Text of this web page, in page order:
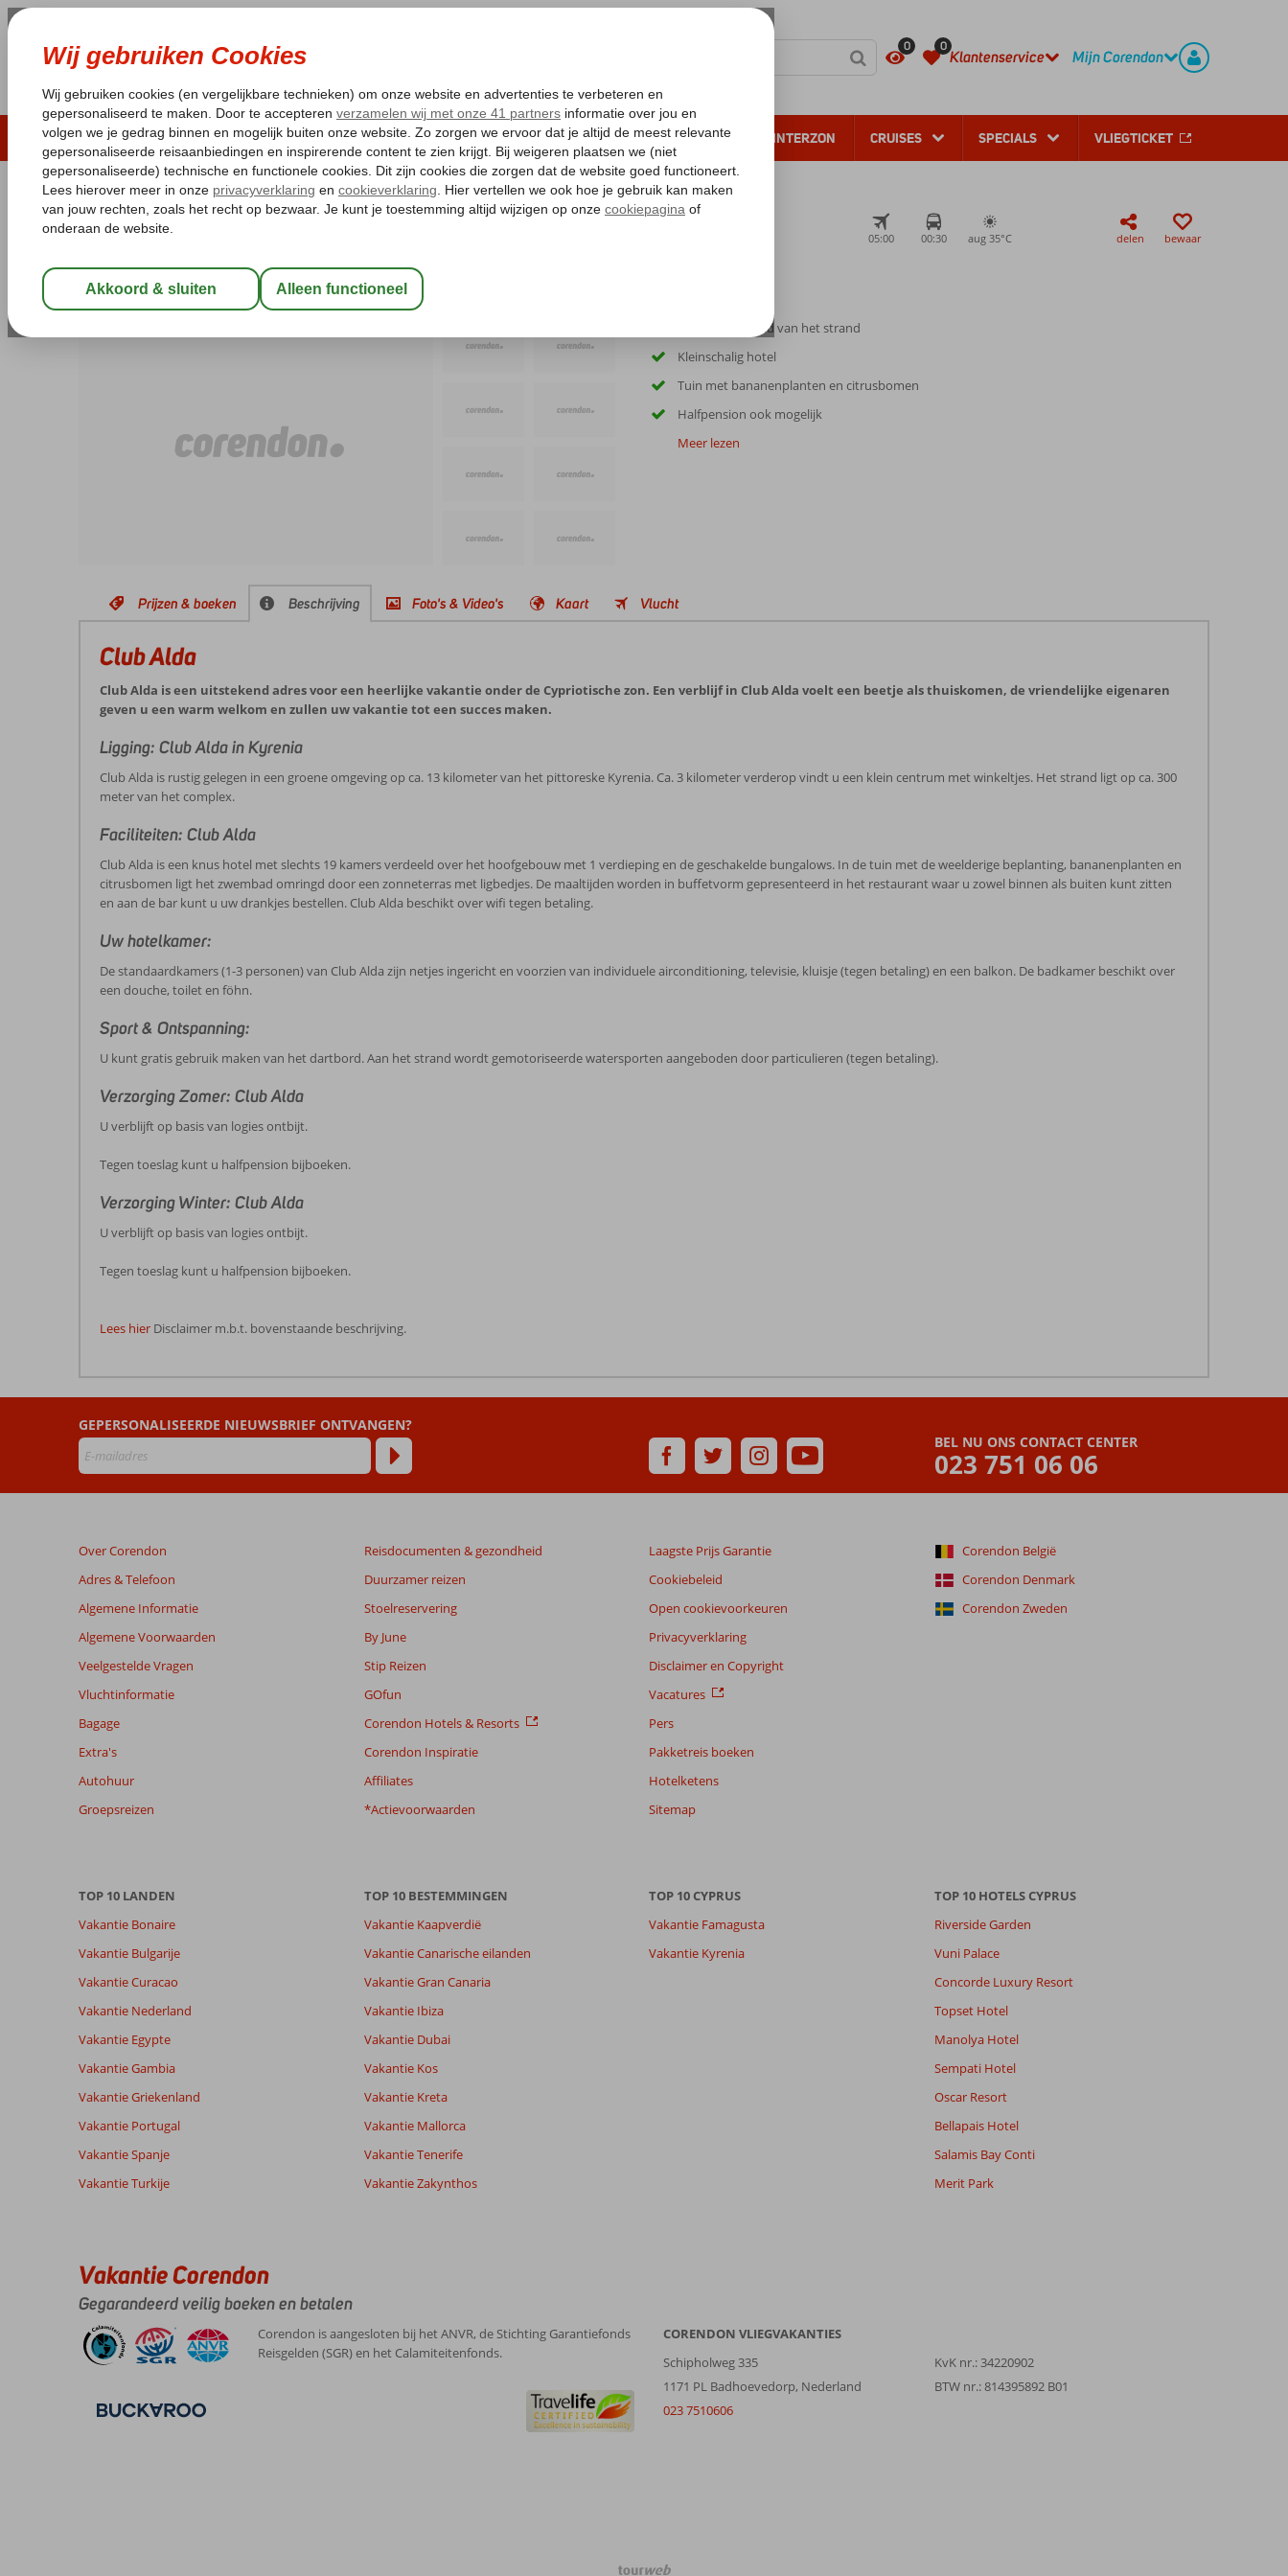
0 0
Klantenservice Mijn Corendon
LAST MINUTE ZOMER 2026 ZONVAKANTIE VERRE REIZEN ALL INCLUSIVE WINTERZON CRUISES SPECIALS VLIEGTICKET
Pakketgarantie Laagsteprijsgarantie* Gratis annuleren*
Home
Cyprus Kyrenia
Club Alda
Logies en ontbijt Hotel
05:00 00:30 aug 35°C delen bewaar
Op korte afstand van het strand
Kleinschalig hotel
Tuin met bananenplanten en citrusbomen
Halfpension ook mogelijk
Meer lezen
Prijzen & boeken Beschrijving Foto's & Video's Kaart Vlucht
Club Alda
Club Alda is een uitstekend adres voor een heerlijke vakantie onder de Cypriotische zon. Een verblijf in Club Alda voelt een beetje als thuiskomen, de vriendelijke eigenaren
geven u een warm welkom en zullen uw vakantie tot een succes maken.
Ligging: Club Alda in Kyrenia
Club Alda is rustig gelegen in een groene omgeving op ca. 13 kilometer van het pittoreske Kyrenia. Ca. 3 kilometer verderop vindt u een klein centrum met winkeltjes. Het strand ligt op ca. 300
meter van het complex.
Faciliteiten: Club Alda
Club Alda is een knus hotel met slechts 19 kamers verdeeld over het hoofgebouw met 1 verdieping en de geschakelde bungalows. In de tuin met de weelderige beplanting, bananenplanten en
citrusbomen ligt het zwembad omringd door een zonneterras met ligbedjes. De maaltijden worden in buffetvorm gepresenteerd in het restaurant waar u zowel binnen als buiten kunt zitten
en aan de bar kunt u uw drankjes bestellen. Club Alda beschikt over wifi tegen betaling.
Uw hotelkamer:
De standaardkamers (1-3 personen) van Club Alda zijn netjes ingericht en voorzien van individuele airconditioning, televisie, kluisje (tegen betaling) en een balkon. De badkamer beschikt over
een douche, toilet en föhn.
Sport & Ontspanning:
U kunt gratis gebruik maken van het dartbord. Aan het strand wordt gemotoriseerde watersporten aangeboden door particulieren (tegen betaling).
Verzorging Zomer: Club Alda
U verblijft op basis van logies ontbijt.
Tegen toeslag kunt u halfpension bijboeken.
Verzorging Winter: Club Alda
U verblijft op basis van logies ontbijt.
Tegen toeslag kunt u halfpension bijboeken.
Lees hier Disclaimer m.b.t. bovenstaande beschrijving.
door
onze
klanten
in
Club
Beoordelingen
die
zijn
meer
relevantie
de
getoonde
te
garanderen.
info
over
beoordelingen.
BEL NU ONS CONTACT CENTER
023 751 06 06
GEPERSONALISEERDE NIEUWSBRIEF ONTVANGEN?
Over Corendon
Adres & Telefoon
Algemene Informatie
Algemene Voorwaarden
Veelgestelde Vragen
Vluchtinformatie
Bagage
Extra's
Autohuur
Groepsreizen
Reisdocumenten & gezondheid
Duurzamer reizen
Stoelreservering
By June
Stip Reizen
GOfun
Corendon Hotels & Resorts
Corendon Inspiratie
Affiliates
*Actievoorwaarden
Laagste Prijs Garantie
Cookiebeleid
Open cookievoorkeuren
Privacyverklaring
Disclaimer en Copyright
Vacatures
Pers
Pakketreis boeken
Hotelketens
Sitemap
Corendon België
Corendon Denmark
Corendon Zweden
TOP 10 LANDEN
Vakantie Bonaire
Vakantie Bulgarije
Vakantie Curacao
Vakantie Nederland
Vakantie Egypte
Vakantie Gambia
Vakantie Griekenland
Vakantie Portugal
Vakantie Spanje
Vakantie Turkije
TOP 10 BESTEMMINGEN
Vakantie Kaapverdië
Vakantie Canarische eilanden
Vakantie Gran Canaria
Vakantie Ibiza
Vakantie Dubai
Vakantie Kos
Vakantie Kreta
Vakantie Mallorca
Vakantie Tenerife
Vakantie Zakynthos
TOP 10 CYPRUS
Vakantie Famagusta
Vakantie Kyrenia
TOP 10 HOTELS CYPRUS
Riverside Garden
Vuni Palace
Concorde Luxury Resort
Topset Hotel
Manolya Hotel
Sempati Hotel
Oscar Resort
Bellapais Hotel
Salamis Bay Conti
Merit Park
Vakantie Corendon
Gegarandeerd veilig boeken en betalen
Corendon is aangesloten bij het ANVR, de Stichting Garantiefonds
Reisgelden (SGR) en het Calamiteitenfonds.
CORENDON VLIEGVAKANTIES
Schipholweg 335
1171 PL Badhoevedorp, Nederland
023 7510606
KvK nr.: 34220902
BTW nr.: 814395892 B01